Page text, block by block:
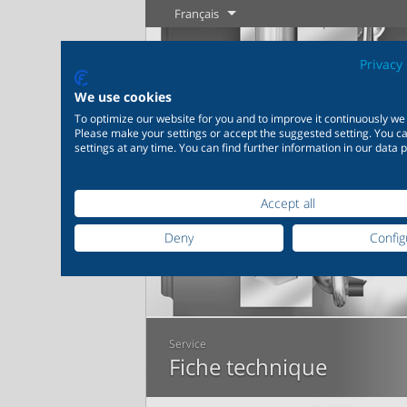
Français
Nouveautés
Plus d'information
Régulation
Plus d'information
20 000 produits pour
l’industrie – Des systèmes
industrielles les plus
200 000
chimie –
en
Votre
Service
Fiche technique
We use cookies
To optimize our website for you and to improve it continuously we
Please make your settings or accept the suggested setting. You
settings at any time. You can find further information in our data
Accept all
Deny